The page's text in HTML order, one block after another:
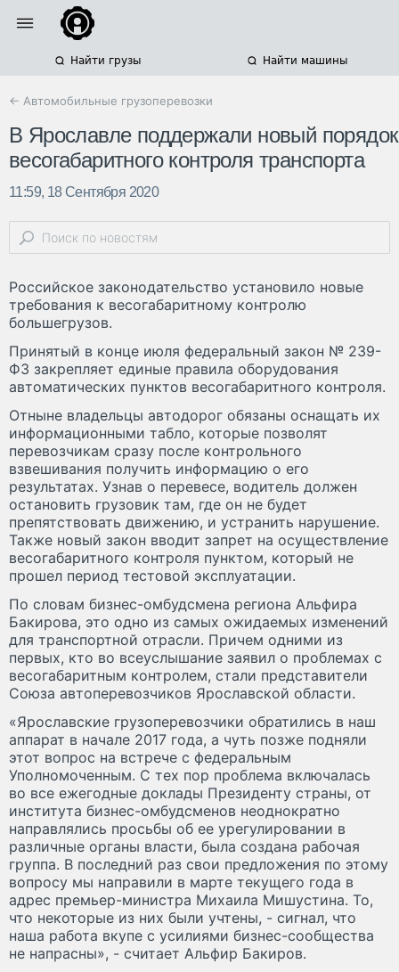
Найти грузы Найти машины
← Автомобильные грузоперевозки
В Ярославле поддержали новый порядок
весогабаритного контроля транспорта
11:59, 18 Сентября 2020
Российское законодательство установило новые
требования к весогабаритному контролю
большегрузов.
Принятый в конце июля федеральный закон № 239-
ФЗ закрепляет единые правила оборудования
автоматических пунктов весогабаритного контроля.
Отныне владельцы автодорог обязаны оснащать их
информационными табло, которые позволят
перевозчикам сразу после контрольного
взвешивания получить информацию о его
результатах. Узнав о перевесе, водитель должен
остановить грузовик там, где он не будет
препятствовать движению, и устранить нарушение.
Также новый закон вводит запрет на осуществление
весогабаритного контроля пунктом, который не
прошел период тестовой эксплуатации.
По словам бизнес-омбудсмена региона Альфира
Бакирова, это одно из самых ожидаемых изменений
для транспортной отрасли. Причем одними из
первых, кто во всеуслышание заявил о проблемах с
весогабаритным контролем, стали представители
Союза автоперевозчиков Ярославской области.
«Ярославские грузоперевозчики обратились в наш
аппарат в начале 2017 года, а чуть позже подняли
этот вопрос на встрече с федеральным
Уполномоченным. С тех пор проблема включалась
во все ежегодные доклады Президенту страны, от
института бизнес-омбудсменов неоднократно
направлялись просьбы об ее урегулировании в
различные органы власти, была создана рабочая
группа. В последний раз свои предложения по этому
вопросу мы направили в марте текущего года в
адрес премьер-министра Михаила Мишустина. То,
что некоторые из них были учтены, - сигнал, что
наша работа вкупе с усилиями бизнес-сообщества
не напрасны», - считает Альфир Бакиров.